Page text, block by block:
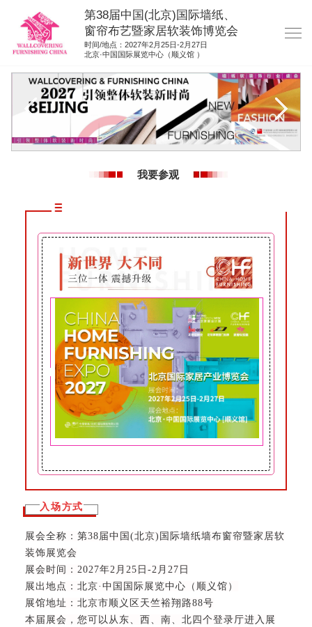
第38届中国(北京)国际墙纸、
窗帘布艺暨家居软装饰博览会
时间/地点：2027年2月25日-2月27日
北京·中国国际展览中心（顺义馆 ）
网站首页
展商服务
展位申请
集团展会
参展联络
我要参观
入场方式
展会全称：第38届中国(北京)国际墙纸墙布窗帘暨家居软
装饰展览会
展会时间：2027年2月25日-2月27日
展出地点：北京·中国国际展览中心（顺义馆）
展馆地址： 北京市顺义区天竺裕翔路88号
本届展会，您可以从东、西、南、北四个登录厅进入展